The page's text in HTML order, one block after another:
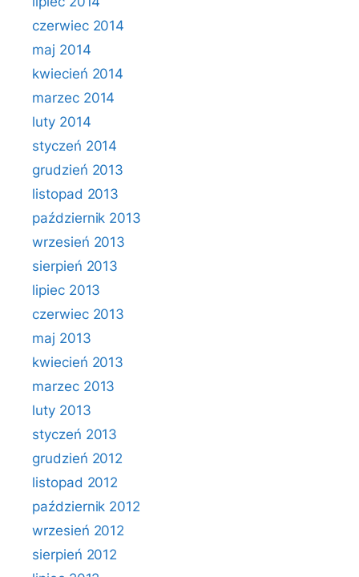
czerwiec 2014
maj 2014
kwiecień 2014
marzec 2014
luty 2014
styczeń 2014
grudzień 2013
listopad 2013
październik 2013
wrzesień 2013
sierpień 2013
lipiec 2013
czerwiec 2013
maj 2013
kwiecień 2013
marzec 2013
luty 2013
styczeń 2013
grudzień 2012
listopad 2012
październik 2012
wrzesień 2012
sierpień 2012